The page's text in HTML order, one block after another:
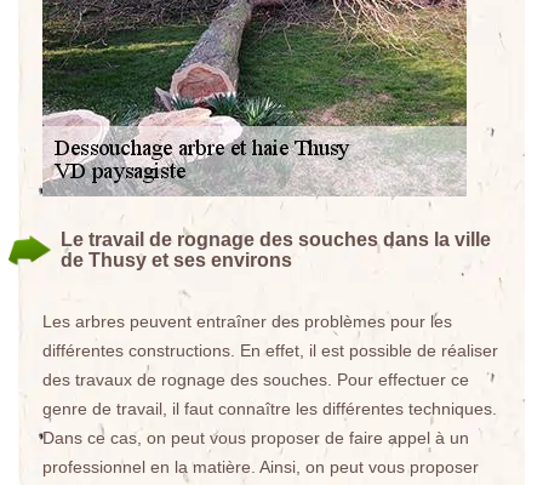
Le travail de rognage des souches dans la ville
de Thusy et ses environs
Les arbres peuvent entraîner des problèmes pour les
différentes constructions. En effet, il est possible de réaliser
des travaux de rognage des souches. Pour effectuer ce
genre de travail, il faut connaître les différentes techniques.
Dans ce cas, on peut vous proposer de faire appel à un
professionnel en la matière. Ainsi, on peut vous proposer